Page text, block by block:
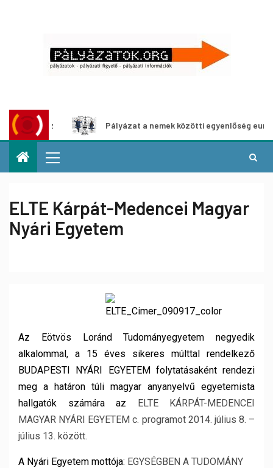
Pályázat a nemek közötti egyenlőség európai
ELTE Kárpát-Medencei Magyar
Nyári Egyetem
Az Eötvös Loránd Tudományegyetem negyedik
alkalommal, a 15 éves sikeres múlttal rendelkező
BUDAPESTI NYÁRI EGYETEM folytatásaként rendezi
meg a határon túli magyar anyanyelvű egyetemista
hallgatók számára az ELTE KÁRPÁT-MEDENCEI
MAGYAR NYÁRI EGYETEM c. programot 2014. július 8. –
július 13. között.
A Nyári Egyetem mottója: EGYSÉGBEN A TUDOMÁNY